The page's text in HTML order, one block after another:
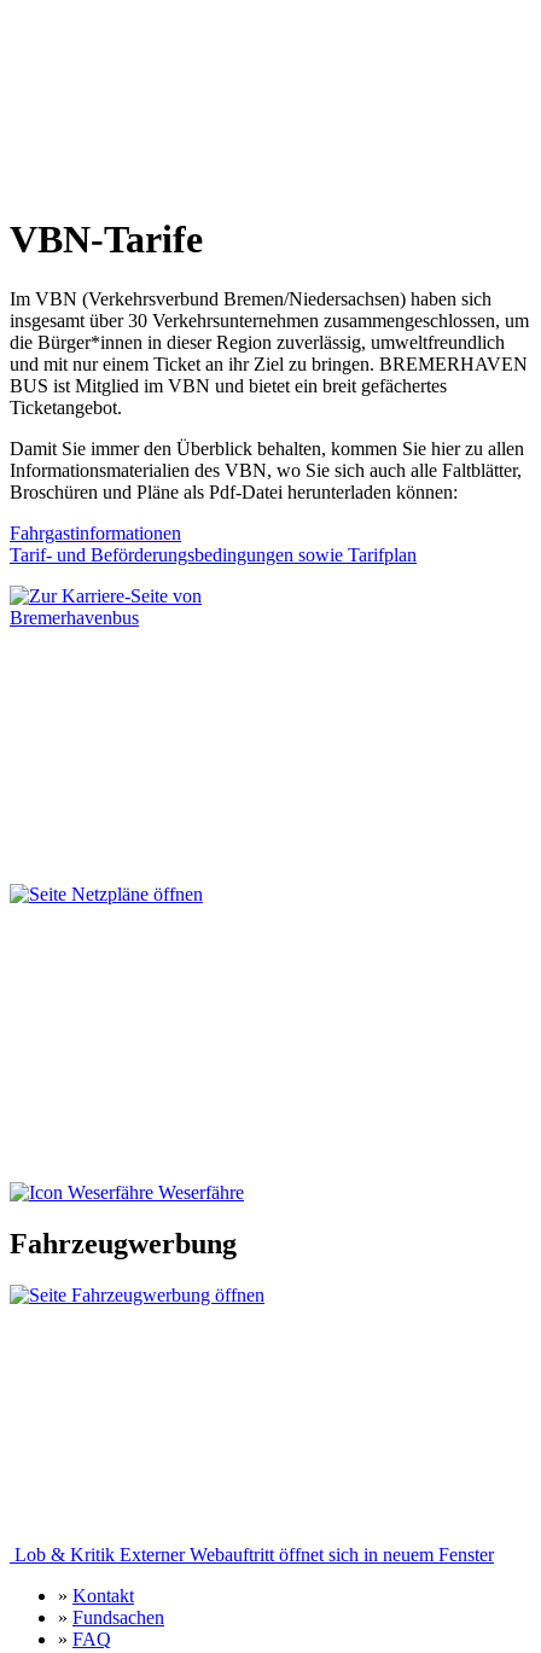
VBN-Tarife
Im VBN (Verkehrsverbund Bremen/Niedersachsen) haben sich
insgesamt über 30 Verkehrsunternehmen zusammengeschlossen, um
die Bürger*innen in dieser Region zuverlässig, umweltfreundlich
und mit nur einem Ticket an ihr Ziel zu bringen. BREMERHAVEN
BUS ist Mitglied im VBN und bietet ein breit gefächertes
Ticketangebot.
Damit Sie immer den Überblick behalten, kommen Sie hier zu allen
Informationsmaterialien des VBN, wo Sie sich auch alle Faltblätter,
Broschüren und Pläne als Pdf-Datei herunterladen können:
Fahrgastinformationen
Tarif- und Beförderungsbedingungen sowie Tarifplan
Weserfähre
Fahrzeugwerbung
Lob & Kritik Externer Webauftritt öffnet sich in neuem Fenster
» Kontakt
» Fundsachen
» FAQ